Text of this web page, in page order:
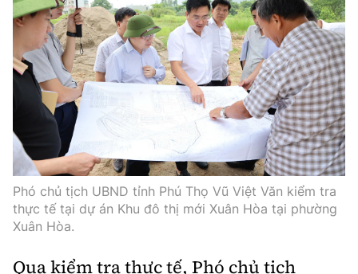
Phó chủ tịch UBND tỉnh Phú Thọ Vũ Việt Văn kiểm tra
thực tế tại dự án Khu đô thị mới Xuân Hòa tại phường
Xuân Hòa.
Qua kiểm tra thực tế, Phó chủ tịch